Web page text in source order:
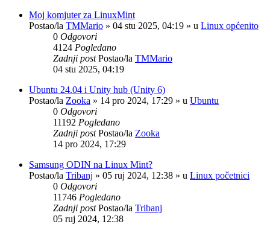
Moj komjuter za LinuxMint
Postao/la TMMario » 04 stu 2025, 04:19 » u Linux općenito
0 Odgovori
4124 Pogledano
Zadnji postPostao/la TMMario
04 stu 2025, 04:19
Ubuntu 24.04 i Unity hub (Unity 6)
Postao/la Zooka » 14 pro 2024, 17:29 » u Ubuntu
0 Odgovori
11192 Pogledano
Zadnji postPostao/la Zooka
14 pro 2024, 17:29
Samsung ODIN na Linux Mint?
Postao/la Tribanj » 05 ruj 2024, 12:38 » u Linux početnici
0 Odgovori
11746 Pogledano
Zadnji postPostao/la Tribanj
05 ruj 2024, 12:38